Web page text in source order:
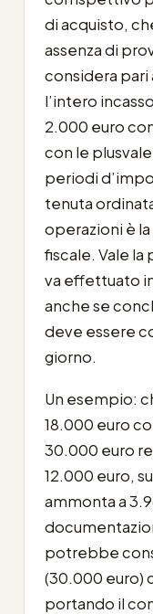
di acquisto,
assenza di
considera pari
l’intero
2.000 euro
con le
periodi
tenuta
operazioni è
fiscale. Vale
va effettuato
anche se
deve essere
giorno.
Un esempio:
18.000 euro
30.000 euro
12.000 euro,
ammonta a
potrebbe
(30.000 euro)
portando il